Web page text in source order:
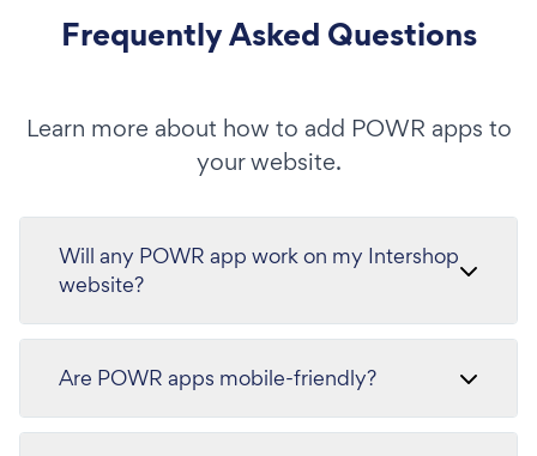
Frequently Asked Questions
Learn more about how to add POWR apps to
your website.
Will any POWR app work on my Intershop
website?
Are POWR apps mobile-friendly?